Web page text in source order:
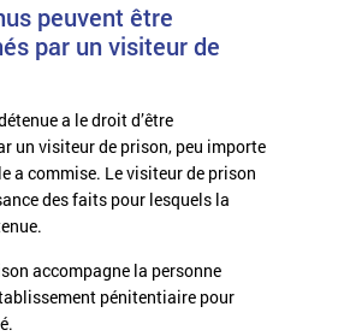
peuvent être
par un visiteur de
a le droit d’être
un visiteur de prison, peu importe
a commise. Le visiteur de prison
des faits pour lesquels la
accompagne la personne
pénitentiaire pour